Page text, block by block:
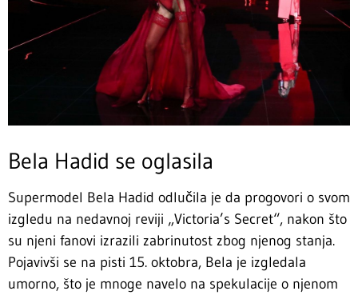
Bela Hadid se oglasila
Supermodel Bela Hadid odlučila je da progovori o svom
izgledu na nedavnoj reviji „Victoria’s Secret“, nakon što
su njeni fanovi izrazili zabrinutost zbog njenog stanja.
Pojavivši se na pisti 15. oktobra, Bela je izgledala
umorno, što je mnoge navelo na spekulacije o njenom